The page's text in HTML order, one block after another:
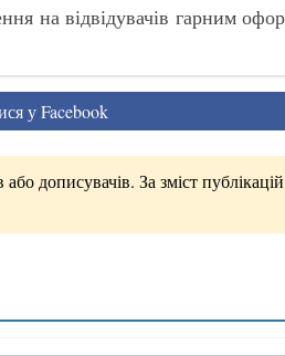
на відвідувачів гарним
у Facebook
дописувачів. За зміст публікацій